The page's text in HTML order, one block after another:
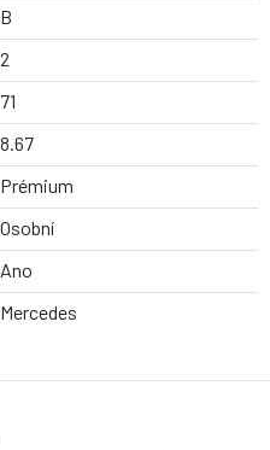
B
2
71
8.67
Prémium
Osobní
Ano
Mercedes